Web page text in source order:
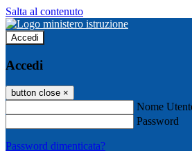
Salta al contenuto
Accedi
Accedi
button close ×
Nome
Password
Password dimenticata?